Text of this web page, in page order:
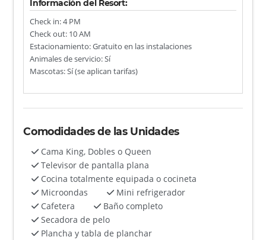
Información del Resort:
Check in: 4 PM
Check out: 10 AM
Estacionamiento: Gratuito en las instalaciones
Animales de servicio: Sí
Mascotas: Sí (se aplican tarifas)
Comodidades de las Unidades
Cama King, Dobles o Queen
Televisor de pantalla plana
Cocina totalmente equipada o cocineta
Microondas
Mini refrigerador
Cafetera
Baño completo
Secadora de pelo
Plancha y tabla de planchar